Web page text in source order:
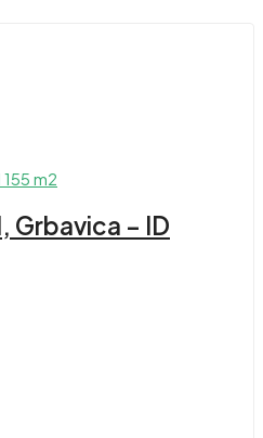
Grbavica – ID